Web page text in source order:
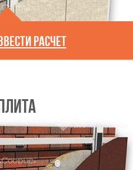
расчет